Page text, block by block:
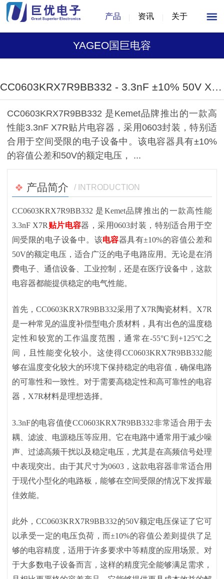
产品 资讯 关于
YAGEO国巨电容
1/1
CC0603KRX7R9BB332 - 3.3nF ±10% 50V X7R 贴片电容器
CC0603KRX7R9BB332 是Kemet品牌推出的一款高
性能3.3nF X7R贴片电容器，采用0603封装，特别适
合用于空间受限的电子设备中。该电容器具有±10%
的容值公差和50V的额定电压， ...
产品简介 / INTRODUCTION
CC0603KRX7R9BB332 是Kemet品牌推出的一款高性能
3.3nF X7R 贴片电容器，采用0603封装，特别适合用于空
间受限的电子设备中。该电容器具有±10%的容值公差和
50V的额定电压，适合广泛的电子电路应用。无论是在消
费电子、通信设备、工业控制，还是在医疗设备中，这款
电容器都能提供稳定的电气性能。
首先， CC0603KRX7R9BB332采用了X7R陶瓷材料。X7R
是一种常见的温度补偿型电介质材料，具有出色的温度稳
定性和较宽的工作温度范围，通常在-55°C到+125°C之
间，且性能变化较小。这使得CC0603KRX7R9BB332能
够在温度变化较大的环境下保持稳定的电容值，确保电路
的可靠性和一致性。对于需要高稳定性和高可靠性的电容
器，X7R材料是理想选择。
3.3nF的电容值使CC0603KRX7R9BB332非常适合用于去
耦、滤波、电源稳压等应用。它在电路中通常用于减少噪
声、过滤高频干扰以及稳定电压，尤其是在高频信号处理
中表现突出。由于其尺寸为0603，这款电容器非常适合用
于现代小型化的电路板，能够在空间受限的情况下发挥最
佳效能。
此外，CC0603KRX7R9BB332的50V额定电压保证了它可
以承受一定的电压负荷，而±10%的容值公差则提供了足
够的电容精度，适用于许多要求中等精度的应用场景。对
于大多数电子设备而言，这样的精度完全能够满足需求，